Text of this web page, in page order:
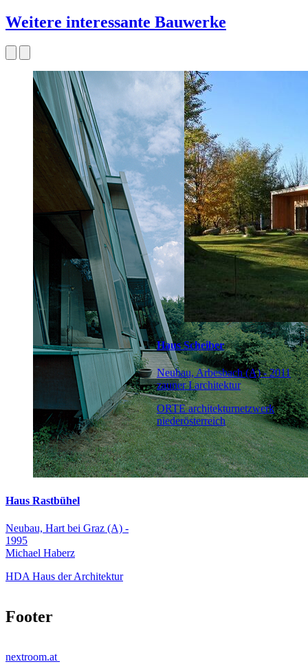
Weitere interessante Bauwerke
Haus Rastbühel
Neubau, Hart bei Graz (A) -
1995
Michael Haberz
HDA Haus der Architektur
Haus Scheiber
Neubau, Arbesbach (A) - 2011
zauner I architektur
ORTE architekturnetzwerk
niederösterreich
Footer
nextroom.at